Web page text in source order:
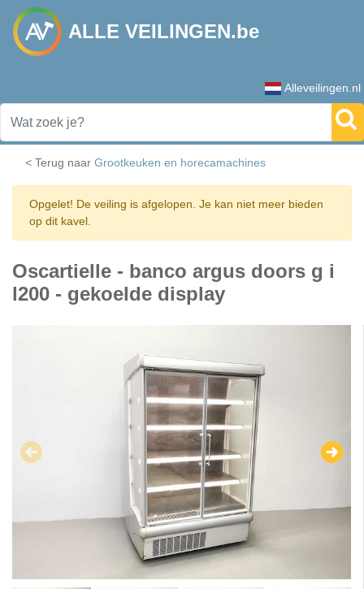
ALLE VEILINGEN.be
Alleveilingen.nl
< Terug naar Grootkeuken en horecamachines
Opgelet! De veiling is afgelopen. Je kan niet meer bieden
op dit kavel.
Oscartielle - banco argus doors g i
l200 - gekoelde display